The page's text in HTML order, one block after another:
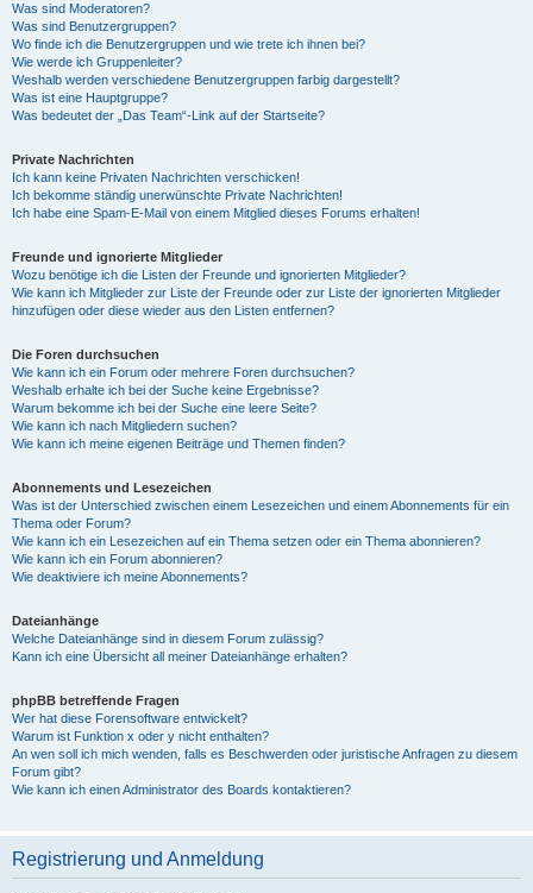
Was sind Moderatoren?
Was sind Benutzergruppen?
Wo finde ich die Benutzergruppen und wie trete ich ihnen bei?
Wie werde ich Gruppenleiter?
Weshalb werden verschiedene Benutzergruppen farbig dargestellt?
Was ist eine Hauptgruppe?
Was bedeutet der „Das Team“-Link auf der Startseite?
Private Nachrichten
Ich kann keine Privaten Nachrichten verschicken!
Ich bekomme ständig unerwünschte Private Nachrichten!
Ich habe eine Spam-E-Mail von einem Mitglied dieses Forums erhalten!
Freunde und ignorierte Mitglieder
Wozu benötige ich die Listen der Freunde und ignorierten Mitglieder?
Wie kann ich Mitglieder zur Liste der Freunde oder zur Liste der ignorierten Mitglieder
hinzufügen oder diese wieder aus den Listen entfernen?
Die Foren durchsuchen
Wie kann ich ein Forum oder mehrere Foren durchsuchen?
Weshalb erhalte ich bei der Suche keine Ergebnisse?
Warum bekomme ich bei der Suche eine leere Seite?
Wie kann ich nach Mitgliedern suchen?
Wie kann ich meine eigenen Beiträge und Themen finden?
Abonnements und Lesezeichen
Was ist der Unterschied zwischen einem Lesezeichen und einem Abonnements für ein
Thema oder Forum?
Wie kann ich ein Lesezeichen auf ein Thema setzen oder ein Thema abonnieren?
Wie kann ich ein Forum abonnieren?
Wie deaktiviere ich meine Abonnements?
Dateianhänge
Welche Dateianhänge sind in diesem Forum zulässig?
Kann ich eine Übersicht all meiner Dateianhänge erhalten?
phpBB betreffende Fragen
Wer hat diese Forensoftware entwickelt?
Warum ist Funktion x oder y nicht enthalten?
An wen soll ich mich wenden, falls es Beschwerden oder juristische Anfragen zu diesem
Forum gibt?
Wie kann ich einen Administrator des Boards kontaktieren?
Registrierung und Anmeldung